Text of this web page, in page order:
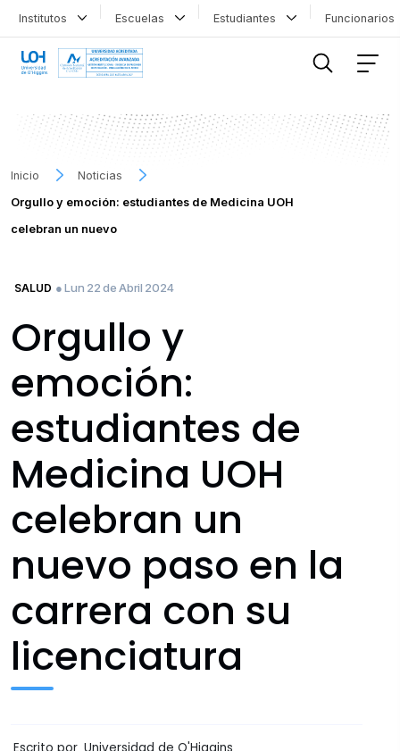
Institutos Escuelas Estudiantes
Inicio
Noticias
Orgullo y emoción: estudiantes de Medicina UOH
celebran un nuevo
SALUD ● Lun 22 de Abril 2024
Orgullo y
emoción:
estudiantes de
Medicina UOH
celebran un
nuevo paso en la
carrera con su
licenciatura